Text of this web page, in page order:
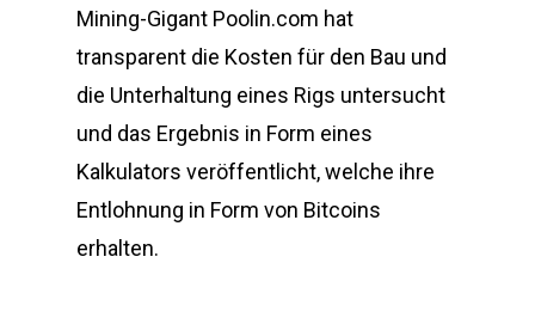
Mining-Gigant Poolin.com hat
transparent die Kosten für den Bau und
die Unterhaltung eines Rigs untersucht
und das Ergebnis in Form eines
Kalkulators veröffentlicht, welche ihre
Entlohnung in Form von Bitcoins
erhalten.